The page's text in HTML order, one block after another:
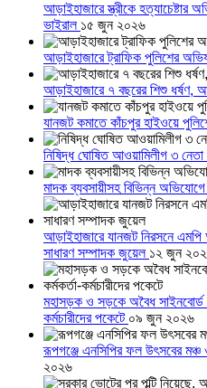
আড়াইহাজারে স্ত্রীকে হত্যাচেষ্টার
ভাইরাল ১৫ জুন ২০২৬
আড়াইহাজারে ট্রাফিক পুলিশের
আড়াইহাজারে ৭ বছরের শিশু ধর্ষণ,
যানজট কমাতে কাঁচপুর হাইওয়ে
নিষিদ্ধ ঘোষিত আওয়ামিলীগ ৩
মাদক ব্যবসায়ীসহ বিভিন্ন
আড়াইহাজারে যানজট নিরসনে এমপি
সাধারণ সম্পাদক জুয়েল ১২ জুন
মহাসড়ক ও সড়কে অবৈধ সাইনবোর্ড
কর্মচারীদের পকেটে ০৯ জুন ২০২৬
রূপগঞ্জে এনসিপির ফল উৎসবের
২০২৬